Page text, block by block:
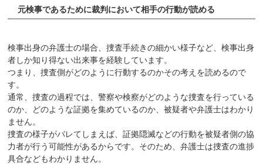
元検事であるために裁判において相手の行動が読める
検事出身の弁護士の場合、捜査手続きの細かい様子など、検事出身
者しか知り得ない出来事を経験しています。
つまり、捜査側がどのように行動するのかその考えを読めるので
す。
通常、捜査の過程では、警察や検察がどのような捜査を行っている
のか、どのような証拠を集めているのか、被疑者や弁護士はわかり
ません。
捜査の様子がバレてしまえば、証拠隠滅などの行動を被疑者側の協
力者が行う可能性があるからです。そのため、弁護士は捜査の進捗
具合などもわかりません。